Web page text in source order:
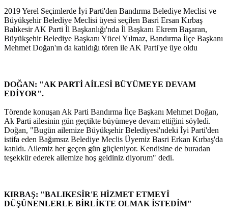
2019 Yerel Seçimlerde İyi Parti'den Bandırma Belediye Meclisi ve
Büyükşehir Belediye Meclisi üyesi seçilen Basri Ersan Kırbaş
Balıkesir AK Parti İl Başkanlığı'nda İl Başkanı Ekrem Başaran,
Büyükşehir Belediye Başkanı Yücel Yılmaz, Bandırma İlçe Başkanı
Mehmet Doğan'ın da katıldığı tören ile AK Parti'ye üye oldu
DOĞAN: "AK PARTİ AİLESİ BÜYÜMEYE DEVAM
EDİYOR".
Törende konuşan Ak Parti Bandırma İlçe Başkanı Mehmet Doğan,
Ak Parti ailesinin gün geçtikte büyümeye devam ettiğini söyledi.
Doğan, "Bugün ailemize Büyükşehir Belediyesi'ndeki İyi Parti'den
istifa eden Bağımsız Belediye Meclis Üyemiz Basri Erkan Kırbaş'da
katıldı. Ailemiz her geçen gün güçleniyor. Kendisine de buradan
teşekkür ederek ailemize hoş geldiniz diyorum" dedi.
KIRBAŞ: "BALIKESİR'E HİZMET ETMEYİ
DÜŞÜNENLERLE BİRLİKTE OLMAK İSTEDİM"